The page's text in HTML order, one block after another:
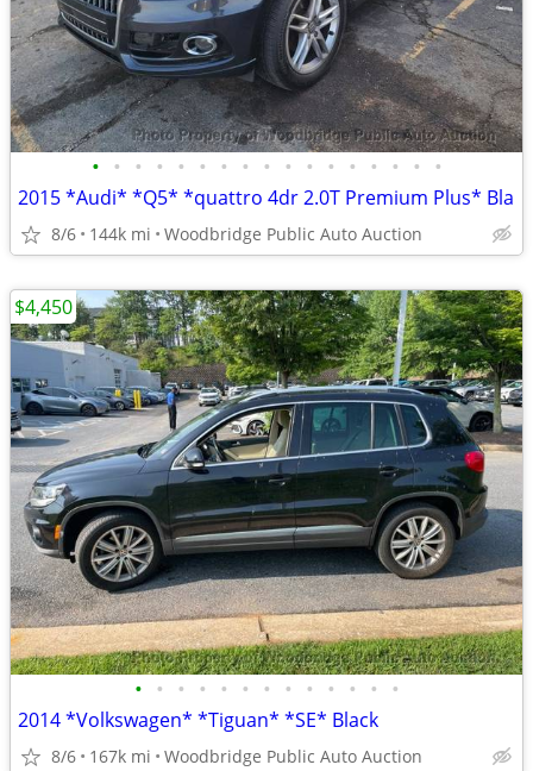
• • • • • • • • • • • • • • • • •
2015 *Audi* *Q5* *quattro 4dr 2.0T Premium Plus* Bla
8/6 144k mi Woodbridge Public Auto Auction
• • • • • • • • • • • • •
2014 *Volkswagen* *Tiguan* *SE* Black
8/6 167k mi Woodbridge Public Auto Auction
$4,450